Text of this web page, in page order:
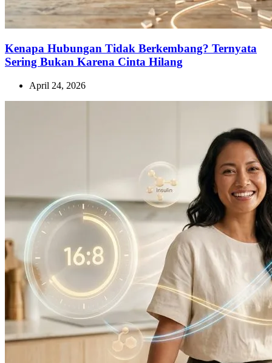
Kenapa Hubungan Tidak Berkembang? Ternyata
Sering Bukan Karena Cinta Hilang
April 24, 2026